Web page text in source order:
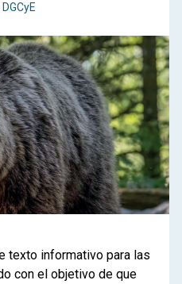
texto informativo para las
con el objetivo de que